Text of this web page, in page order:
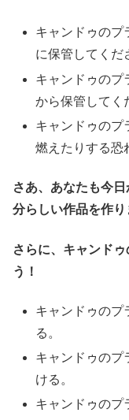
キャンドゥのプ
に保管してくだ
キャンドゥのプ
から保管してく
キャンドゥのプ
燃えたりする恐
さあ、あなたも今
分らしい作品を作り
さらに、キャンド
う！
キャンドゥのプ
る。
キャンドゥのプ
ける。
キャンドゥのプ